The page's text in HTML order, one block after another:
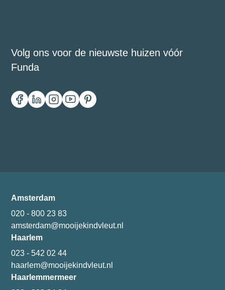
Volg ons voor de nieuwste huizen vóór
Funda
Amsterdam
020 - 800 23 83
amsterdam@mooijekindvleut.nl
Haarlem
023 - 542 02 44
haarlem@mooijekindvleut.nl
Haarlemmermeer